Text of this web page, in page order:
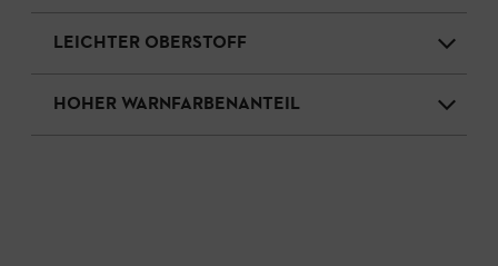
LEICHTER OBERSTOFF
HOHER WARNFARBENANTEIL